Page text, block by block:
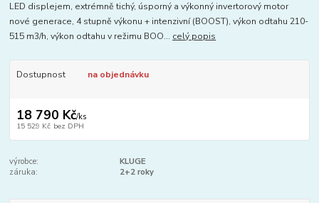
LED displejem, extrémně tichý, úsporný a výkonný invertorový motor
nové generace, 4 stupně výkonu + intenzivní (BOOST), výkon odtahu 210-
515 m3/h, výkon odtahu v režimu BOO... celý popis
Dostupnost na objednávku
18 790 Kč/ks
15 529 Kč bez DPH
výrobce:
KLUGE
záruka:
2+2 roky